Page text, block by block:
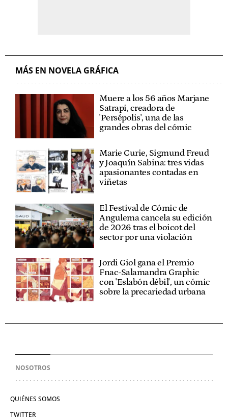
MÁS EN NOVELA GRÁFICA
Muere a los 56 años Marjane
Satrapi, creadora de
'Persépolis', una de las
grandes obras del cómic
Marie Curie, Sigmund Freud
y Joaquín Sabina: tres vidas
apasionantes contadas en
viñetas
El Festival de Cómic de
Angulema cancela su edición
de 2026 tras el boicot del
sector por una violación
Jordi Giol gana el Premio
Fnac-Salamandra Graphic
con 'Eslabón débil', un cómic
sobre la precariedad urbana
NOSOTROS
QUIÉNES SOMOS
TWITTER